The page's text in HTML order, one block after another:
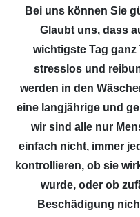
Bei uns können Sie
Glaubt uns, dass
wichtigste Tag
stresslos und
werden in den
eine langjährige und
wir sind alle nur
einfach nicht, immer
kontrollieren, ob sie
wurde, oder ob
Beschädigung